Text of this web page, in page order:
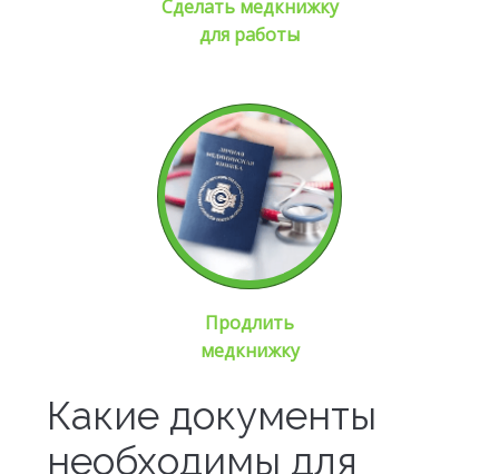
Сделать медкнижку
для работы
Продлить
медкнижку
Какие документы
необходимы для